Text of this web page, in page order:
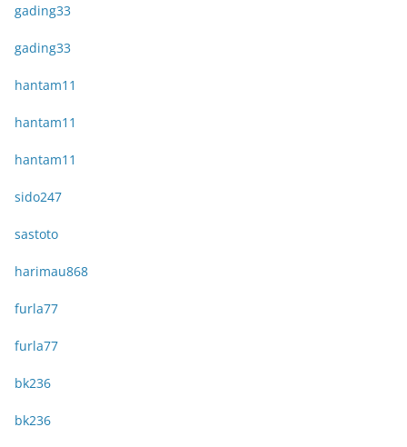
gading33
gading33
hantam11
hantam11
hantam11
sido247
sastoto
harimau868
furla77
furla77
bk236
bk236